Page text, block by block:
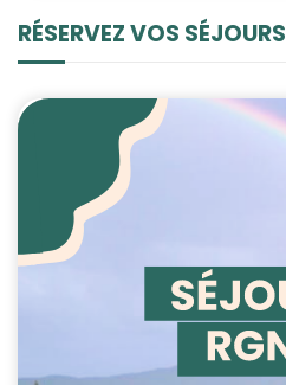
RÉSERVEZ VOS SÉJOURS